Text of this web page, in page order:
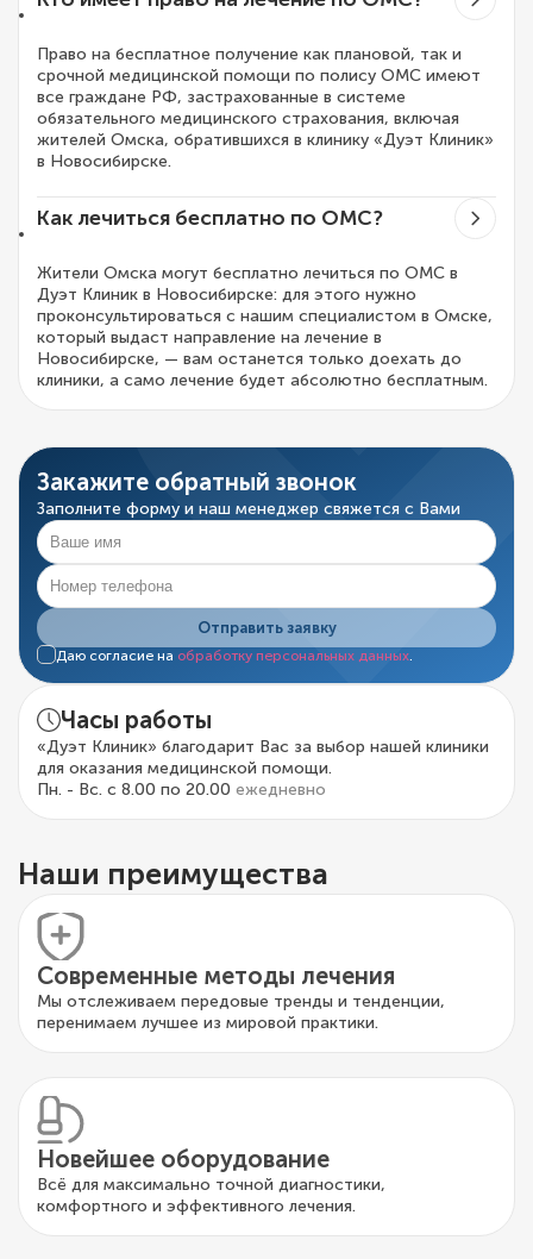
Право на бесплатное получение как плановой, так и
срочной медицинской помощи по полису ОМС имеют
все граждане РФ, застрахованные в системе
обязательного медицинского страхования, включая
жителей Омска, обратившихся в клинику «Дуэт Клиник»
в Новосибирске.
Как лечиться бесплатно по ОМС?
Жители Омска могут бесплатно лечиться по ОМС в
Дуэт Клиник в Новосибирске: для этого нужно
проконсультироваться с нашим специалистом в Омске,
который выдаст направление на лечение в
Новосибирске, — вам останется только доехать до
клиники, а само лечение будет абсолютно бесплатным.
Закажите обратный звонок
Заполните форму и наш менеджер свяжется с Вами
Отправить заявку
Даю согласие на обработку персональных данных
Часы работы
«Дуэт Клиник» благодарит Вас за выбор нашей клиники
для оказания медицинской помощи.
Пн. - Вс. с 8.00 по 20.00 ежедневно
Наши преимущества
Современные методы лечения
Мы отслеживаем передовые тренды и тенденции,
перенимаем лучшее из мировой практики.
Новейшее оборудование
Всё для максимально точной диагностики,
комфортного и эффективного лечения.